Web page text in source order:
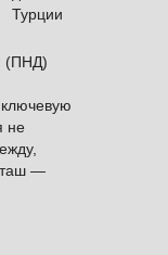
(ПНД)
не
—